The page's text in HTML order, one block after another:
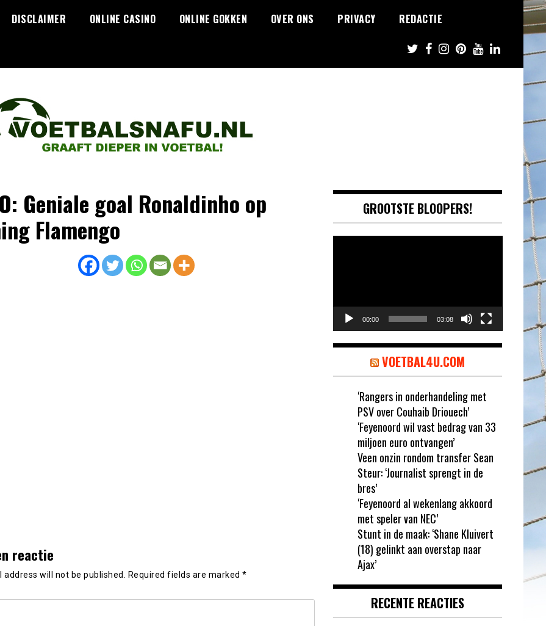
DISCLAIMER ONLINE CASINO ONLINE GOKKEN OVER ONS PRIVACY
REDACTIE
Geniale goal Ronaldinho op
Flamengo
reactie
address will not be published. Required fields are marked *
GROOTSTE BLOOPERS!
00:00 03:08
VOETBAL4U.COM
‘Rangers in onderhandeling met
PSV over Couhaib Driouech’
‘Feyenoord wil vast bedrag van 33
miljoen euro ontvangen’
Veen onzin rondom transfer Sean
Steur: ‘Journalist sprengt in de
bres’
‘Feyenoord al wekenlang akkoord
met speler van NEC’
Stunt in de maak: ‘Shane Kluivert
(18) gelinkt aan overstap naar
Ajax’
RECENTE REACTIES